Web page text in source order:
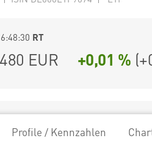
RT
EUR +0,01 % (
Profile / Kennzahlen